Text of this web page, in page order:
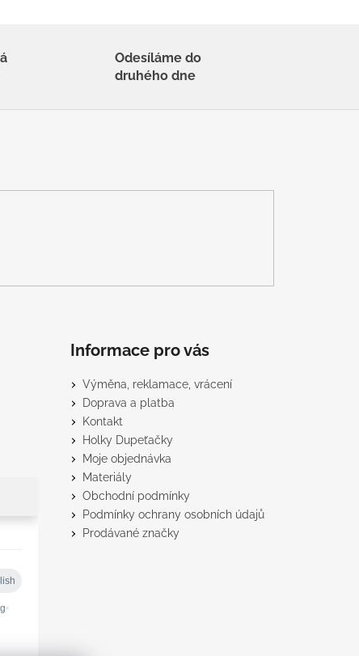
Odesíláme do
druhého dne
Informace pro vás
Výměna, reklamace, vrácení
Doprava a platba
Kontakt
Holky Dupeťačky
Moje objednávka
Materiály
Obchodní podmínky
Podmínky ochrany osobních údajů
Prodávané značky